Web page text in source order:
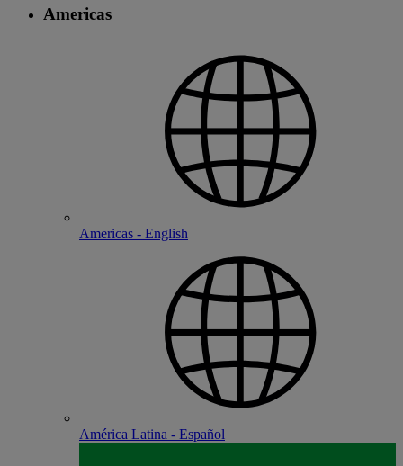
Americas
Americas - English
América Latina - Español